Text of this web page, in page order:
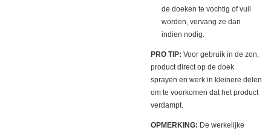
de doeken te vochtig of vuil
worden, vervang ze dan
indien nodig.
PRO TIP: Voor gebruik in de zon,
product direct op de doek
sprayen en werk in kleinere delen
om te voorkomen dat het product
verdampt.
OPMERKING: De werkelijke